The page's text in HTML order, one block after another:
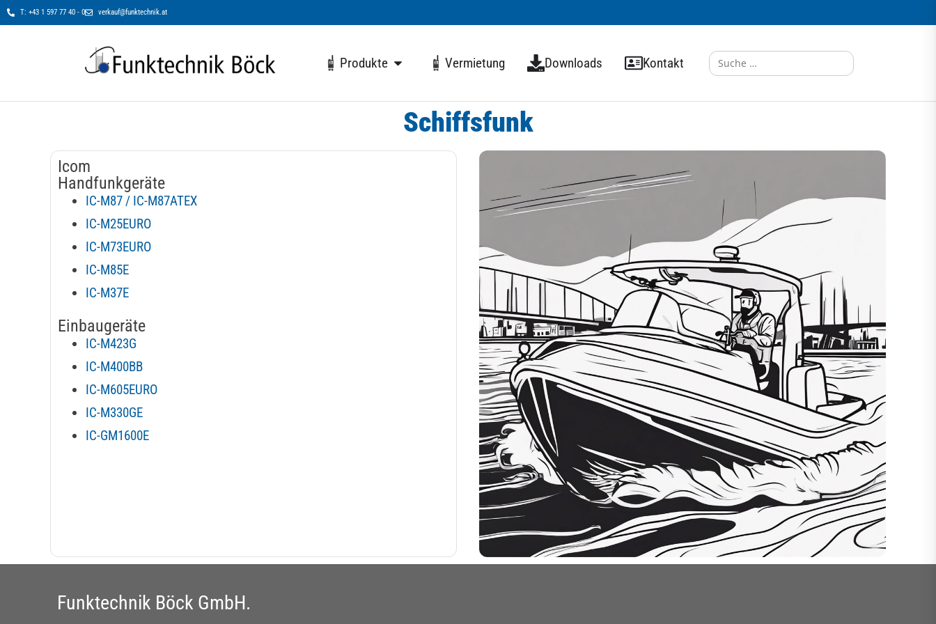
T: +43 1 597 77 40 - 0 verkauf@funktechnik.at
Produkte Vermietung Downloads Kontakt
Search
for:
Schiffsfunk
Icom
Handfunkgeräte
IC-M87 / IC-M87ATEX
IC-M25EURO
IC-M73EURO
IC-M85E
IC-M37E
Einbaugeräte
IC-M423G
IC-M400BB
IC-M605EURO
IC-M330GE
IC-GM1600E
Funktechnik Böck GmbH.